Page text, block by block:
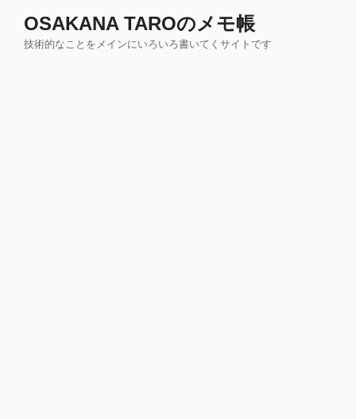
OSAKANA TAROのメモ帳
技術的なことをメインにいろいろ書いてくサイトです